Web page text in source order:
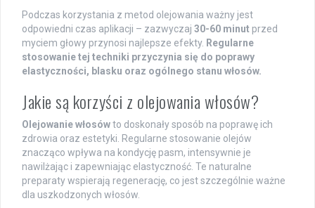
Podczas korzystania z metod olejowania ważny jest
odpowiedni czas aplikacji – zazwyczaj 30-60 minut przed
myciem głowy przynosi najlepsze efekty. Regularne
stosowanie tej techniki przyczynia się do poprawy
elastyczności, blasku oraz ogólnego stanu włosów.
Jakie są korzyści z olejowania włosów?
Olejowanie włosówto doskonały sposób na poprawę ich
zdrowia oraz estetyki. Regularne stosowanie olejów
znacząco wpływa na kondycję pasm, intensywnie je
nawilżając i zapewniając elastyczność. Te naturalne
preparaty wspierają regenerację, co jest szczególnie ważne
dla uszkodzonych włosów.